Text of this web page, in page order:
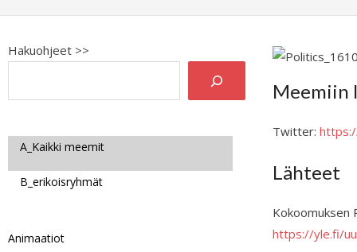
Meemiin
Twitter:
Lähteet
Kokoomuksen
https://yle.fi/
Hakuohjeet >>
A_Kaikki meemit
B_erikoisryhmät
Animaatiot